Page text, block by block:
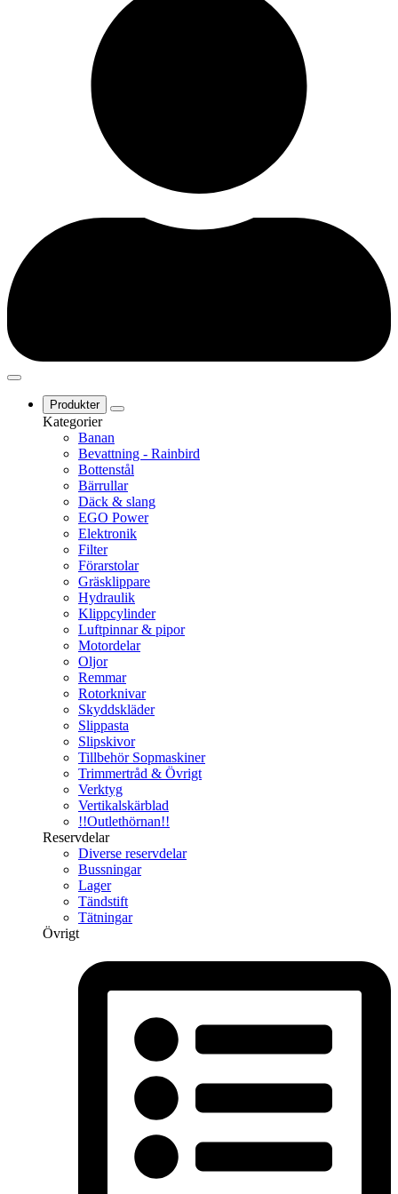
Produkter
Kategorier
Banan
Bevattning - Rainbird
Bottenstål
Bärrullar
Däck & slang
EGO Power
Elektronik
Filter
Förarstolar
Gräsklippare
Hydraulik
Klippcylinder
Luftpinnar & pipor
Motordelar
Oljor
Remmar
Rotorknivar
Skyddskläder
Slippasta
Slipskivor
Tillbehör Sopmaskiner
Trimmertråd & Övrigt
Verktyg
Vertikalskärblad
!!Outlethörnan!!
Reservdelar
Diverse reservdelar
Bussningar
Lager
Tändstift
Tätningar
Övrigt